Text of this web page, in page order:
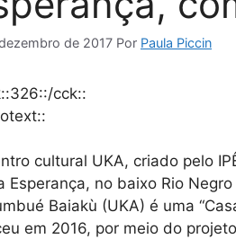
de 2017 Por Paula Piccin
cck::
cultural UKA, criado pelo
Esperança, no baixo Rio
Baiakù (UKA) é uma
em 2016, por meio do